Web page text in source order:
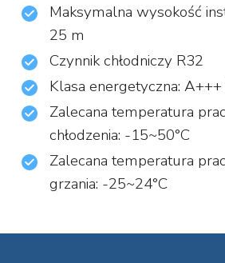
Maksymalna wysokość
25 m
Czynnik chłodniczy R32
Klasa energetyczna:
Zalecana temperatura
chłodzenia: -15~50°C
Zalecana temperatura
grzania: -25~24°C